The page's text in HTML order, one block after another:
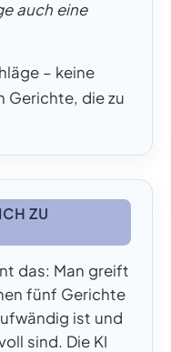
auch eine
– keine
Gerichte, die zu
ZU
das: Man greift
fünf Gerichte
ist und
sind. Die KI